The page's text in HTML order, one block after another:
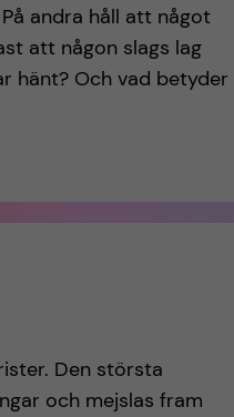
andra håll att något
att någon slags lag
hänt? Och vad betyder
Den största
och mejslas fram